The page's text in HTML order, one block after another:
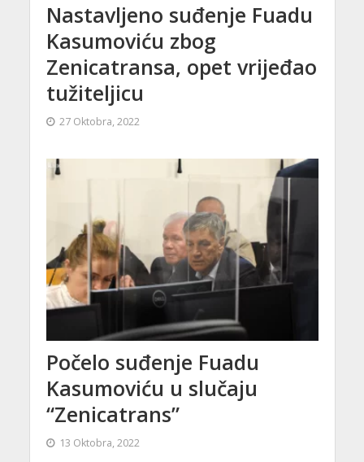
Nastavljeno suđenje Fuadu
Kasumoviću zbog
Zenicatransa, opet vrijeđao
tužiteljicu
27 Oktobra, 2022
Počelo suđenje Fuadu
Kasumoviću u slučaju
“Zenicatrans”
13 Oktobra, 2022